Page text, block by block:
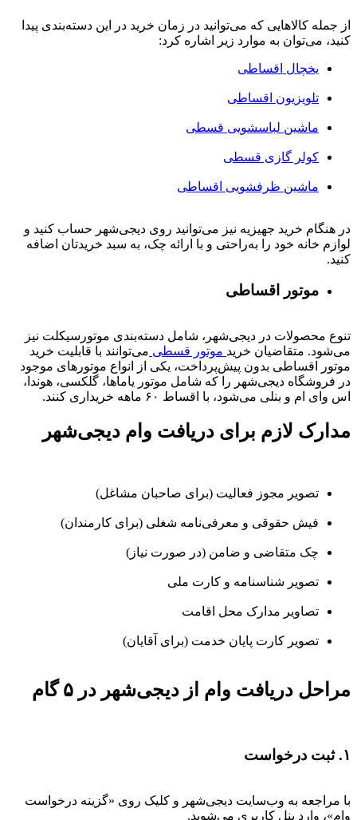
از جمله کالاهایی که می‌توانید در زمان خرید در این دسته‌بندی پیدا
کنید، می‌توان به موارد زیر اشاره کرد:
یخچال اقساطی
تلویزیون اقساطی
ماشین لباسشویی قسطی
کولر گازی قسطی
ماشین ظرفشویی اقساطی
در هنگام خرید جهیزیه نیز می‌توانید روی دیجی‌شهر حساب کنید و
لوازم خانه خود را به‌راحتی و با ارائه چک، به سبد خریدتان اضافه
کنید.
موتور اقساطی
تنوع محصولات در دیجی‌شهر، شامل دسته‌بندی موتورسیکلت نیز
می‌شود. متقاضیان خرید موتور قسطی می‌توانند با قابلیت خرید
موتور اقساطی بدون پیش‌پرداخت، یکی از انواع موتورهای موجود
در فروشگاه دیجی‌شهر را که شامل موتور یاماها، گلکسی، هوندا،
اس وای ام و بنلی می‌شود، با اقساط ۶۰ ماهه خریداری کنند.
مدارک لازم برای دریافت وام دیجی‌شهر
تصویر مجوز فعالیت (برای صاحبان مشاغل)
فیش حقوقی و معرفی‌نامه شغلی (برای کارمندان)
چک متقاضی و ضامن (در صورت نیاز)
تصویر شناسنامه و کارت ملی
تصاویر مدارک محل اقامت
تصویر کارت پایان خدمت (برای آقایان)
مراحل دریافت وام از دیجی‌شهر در ۵ گام
۱. ثبت درخواست
با مراجعه به وب‌سایت دیجی‌شهر و کلیک روی «گزینه درخواست
وام»، وارد پنل کاربری می‌شوید.